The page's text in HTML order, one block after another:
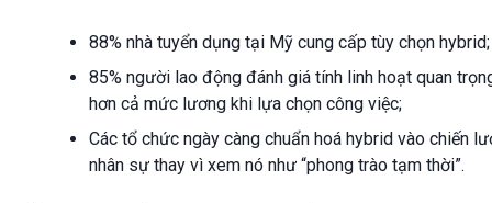
88% nhà tuyển dụng tại Mỹ cung cấp tùy chọn hybrid;
85% người lao động đánh giá tính linh hoạt quan
hơn cả mức lương khi lựa chọn công việc;
Các tổ chức ngày càng chuẩn hoá hybrid vào chiến
nhân sự thay vì xem nó như “phong trào tạm thời”.